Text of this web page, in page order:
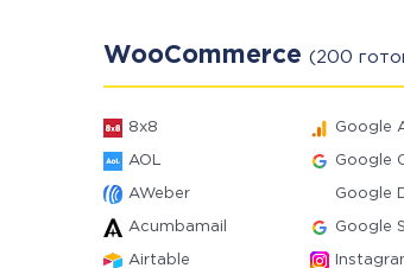
WooCommerce (200
8x8 Google
AOL Google
AWeber Google
Acumbamail Google
Airtable